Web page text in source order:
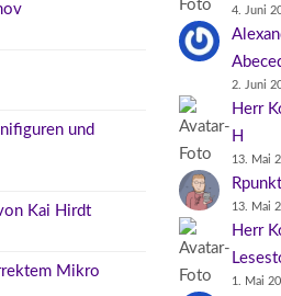
und
Kai Hirdt
Mikro
4. Juni
2. Juni
Herr
H
13. Mai
Rpunkt
13. Mai
Herr
1. Mai